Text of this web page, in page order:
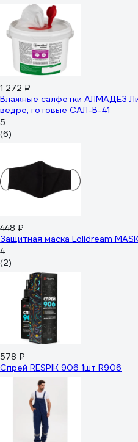
1 272 ₽
Влажные салфетки АЛМАДЕЗ
ведре, готовые САЛ-В-41
5
(6)
448 ₽
Защитная маска Lolidream
4
(2)
578 ₽
Спрей RESPIK 906 1шт R906